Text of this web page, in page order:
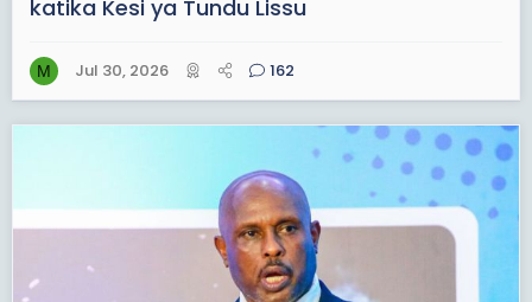
katika Kesi ya Tundu Lissu
M Jul 30, 2026 162